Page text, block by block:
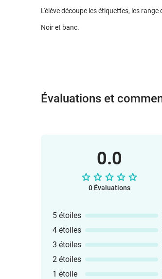
L'élève découpe les étiquettes, les
Noir et banc.
Évaluations et
0.0
0 Évaluations
5 étoiles
4 étoiles
3 étoiles
2 étoiles
1 étoile